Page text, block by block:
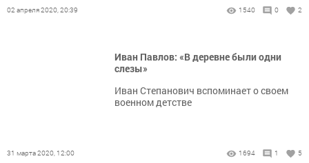
02 апреля 2020, 20:39 1540 0 2
Иван Павлов: «В деревне были одни
слезы»
Иван Степанович вспоминает о своем
военном детстве
31 марта 2020, 12:00 1694 1 5